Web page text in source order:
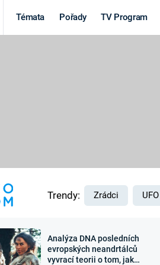
Témata Pořady TV Program
Výročí
Trendy: Zrádci UFO
Analýza DNA posledních
evropských neandrtálců
vyvrací teorii o tom, jak